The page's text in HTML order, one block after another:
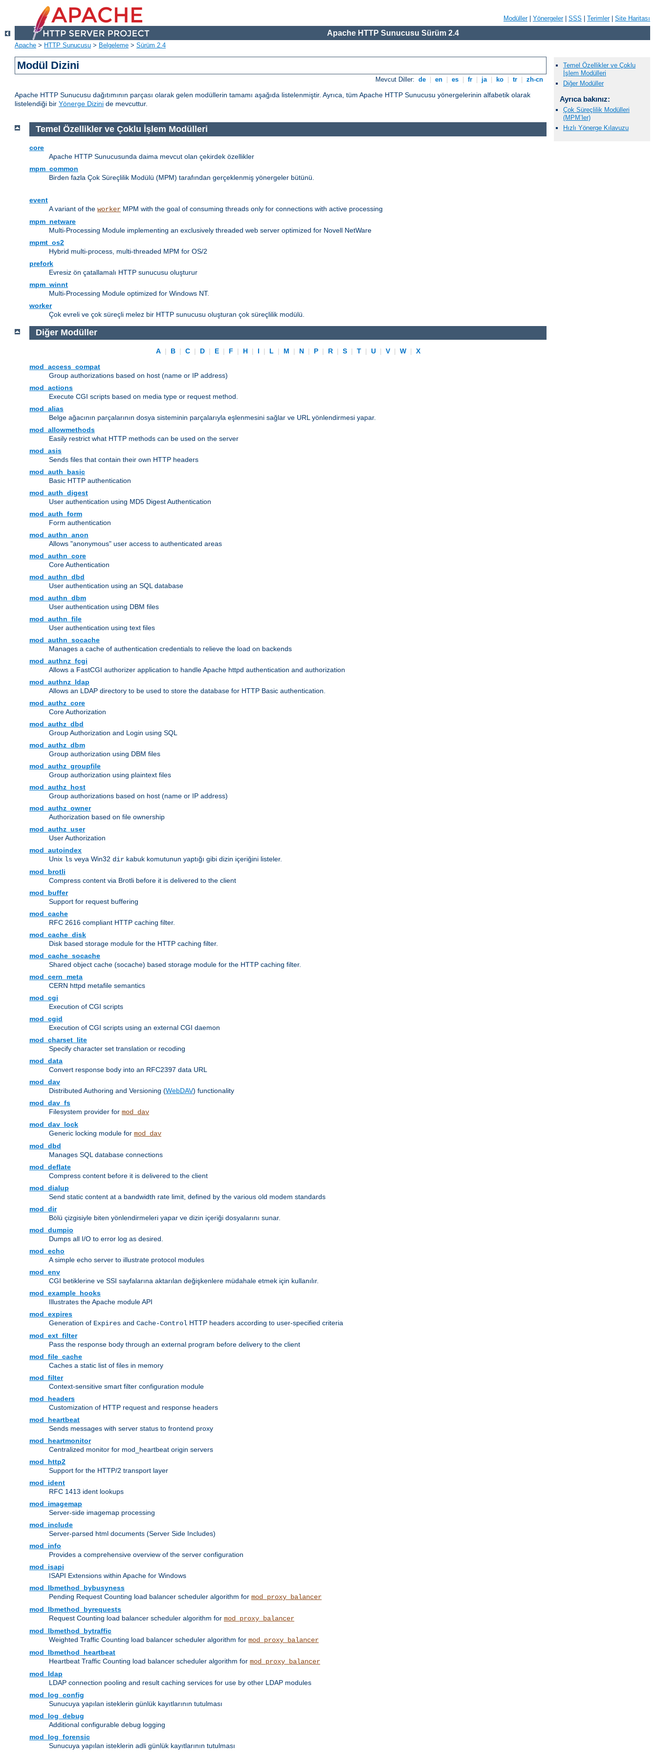
Modüller| Yönergeler| SSS Terimler| Site Haritası
Apache HTTP Sunucusu Sürüm 2.4
Apache > HTTP Sunucusu > Belgeleme > Sürüm 2.4
Modül Dizini
Mevcut Diller: de en es fr ja ko tr zh-cn
Apache HTTP Sunucusu dağıtımının parçası olarak gelen modüllerin tamamı aşağıda listelenmiştir. Ayrıca, tüm Apache HTTP Sunucusu yönergelerinin alfabetik olarak
listelendiği bir Yönerge Dizini de mevcuttur.
Temel Özellikler ve Çoklu
İşlem Modülleri
Diğer Modüller
Ayrıca bakınız:
Çok Süreçlilik Modülleri
(MPM’ler)
Hızlı Yönerge Kılavuzu
Temel Özellikler ve Çoklu İşlem Modülleri
core
Apache HTTP Sunucusunda daima mevcut olan çekirdek özellikler
mpm_common
Birden fazla Çok Süreçlilik Modülü (MPM) tarafından gerçeklenmiş yönergeler bütünü.
event
A variant of the worker MPM with the goal of consuming threads only for connections with active processing
mpm_netware
Multi-Processing Module implementing an exclusively threaded web server optimized for Novell NetWare
mpmt_os2
Hybrid multi-process, multi-threaded MPM for OS/2
prefork
Evresiz ön çatallamalı HTTP sunucusu oluşturur
mpm_winnt
Multi-Processing Module optimized for Windows NT.
worker
Çok evreli ve çok süreçli melez bir HTTP sunucusu oluşturan çok süreçlilik modülü.
Diğer Modüller
A | B | C | D | E | F | H | I | L | M | N | P | R | S | T | U | V | W |
X
mod_access_compat
Group authorizations based on host (name or IP address)
mod_actions
Execute CGI scripts based on media type or request method.
mod_alias
Belge ağacının parçalarının dosya sisteminin parçalarıyla eşlenmesini sağlar ve URL yönlendirmesi yapar.
mod_allowmethods
Easily restrict what HTTP methods can be used on the server
mod_asis
Sends files that contain their own HTTP headers
mod_auth_basic
Basic HTTP authentication
mod_auth_digest
User authentication using MD5 Digest Authentication
mod_auth_form
Form authentication
mod_authn_anon
Allows "anonymous" user access to authenticated areas
mod_authn_core
Core Authentication
mod_authn_dbd
User authentication using an SQL database
mod_authn_dbm
User authentication using DBM files
mod_authn_file
User authentication using text files
mod_authn_socache
Manages a cache of authentication credentials to relieve the load on backends
mod_authnz_fcgi
Allows a FastCGI authorizer application to handle Apache httpd authentication and authorization
mod_authnz_ldap
Allows an LDAP directory to be used to store the database for HTTP Basic authentication.
mod_authz_core
Core Authorization
mod_authz_dbd
Group Authorization and Login using SQL
mod_authz_dbm
Group authorization using DBM files
mod_authz_groupfile
Group authorization using plaintext files
mod_authz_host
Group authorizations based on host (name or IP address)
mod_authz_owner
Authorization based on file ownership
mod_authz_user
User Authorization
mod_autoindex
Unix ls veya Win32 dir kabuk komutunun yaptığı gibi dizin içeriğini listeler.
mod_brotli
Compress content via Brotli before it is delivered to the client
mod_buffer
Support for request buffering
mod_cache
RFC 2616 compliant HTTP caching filter.
mod_cache_disk
Disk based storage module for the HTTP caching filter.
mod_cache_socache
Shared object cache (socache) based storage module for the HTTP caching filter.
mod_cern_meta
CERN httpd metafile semantics
mod_cgi
Execution of CGI scripts
mod_cgid
Execution of CGI scripts using an external CGI daemon
mod_charset_lite
Specify character set translation or recoding
mod_data
Convert response body into an RFC2397 data URL
mod_dav
Distributed Authoring and Versioning (WebDAV) functionality
mod_dav_fs
Filesystem provider for mod_dav
mod_dav_lock
Generic locking module for mod_dav
mod_dbd
Manages SQL database connections
mod_deflate
Compress content before it is delivered to the client
mod_dialup
Send static content at a bandwidth rate limit, defined by the various old modem standards
mod_dir
Bölü çizgisiyle biten yönlendirmeleri yapar ve dizin içeriği dosyalarını sunar.
mod_dumpio
Dumps all I/O to error log as desired.
mod_echo
A simple echo server to illustrate protocol modules
mod_env
CGI betiklerine ve SSI sayfalarına aktarılan değişkenlere müdahale etmek için kullanılır.
mod_example_hooks
Illustrates the Apache module API
mod_expires
Generation of Expires and Cache-Control HTTP headers according to user-specified criteria
mod_ext_filter
Pass the response body through an external program before delivery to the client
mod_file_cache
Caches a static list of files in memory
mod_filter
Context-sensitive smart filter configuration module
mod_headers
Customization of HTTP request and response headers
mod_heartbeat
Sends messages with server status to frontend proxy
mod_heartmonitor
Centralized monitor for mod_heartbeat origin servers
mod_http2
Support for the HTTP/2 transport layer
mod_ident
RFC 1413 ident lookups
mod_imagemap
Server-side imagemap processing
mod_include
Server-parsed html documents (Server Side Includes)
mod_info
Provides a comprehensive overview of the server configuration
mod_isapi
ISAPI Extensions within Apache for Windows
mod_lbmethod_bybusyness
Pending Request Counting load balancer scheduler algorithm for mod_proxy_balancer
mod_lbmethod_byrequests
Request Counting load balancer scheduler algorithm for mod_proxy_balancer
mod_lbmethod_bytraffic
Weighted Traffic Counting load balancer scheduler algorithm for mod_proxy_balancer
mod_lbmethod_heartbeat
Heartbeat Traffic Counting load balancer scheduler algorithm for mod_proxy_balancer
mod_ldap
LDAP connection pooling and result caching services for use by other LDAP modules
mod_log_config
Sunucuya yapılan isteklerin günlük kayıtlarının tutulması
mod_log_debug
Additional configurable debug logging
mod_log_forensic
Sunucuya yapılan isteklerin adli günlük kayıtlarının tutulması